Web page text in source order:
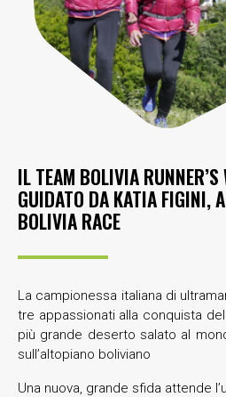
IL TEAM BOLIVIA RUNNER’S
GUIDATO DA KATIA FIGINI,
BOLIVIA RACE
La campionessa italiana di
tre appassionati alla conquista
più grande deserto salato al
sull’altopiano boliviano
Una nuova, grande sfida attende